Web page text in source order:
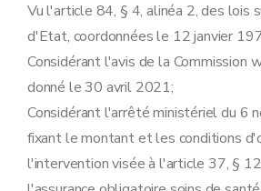
Vu l'article 84, § 4, alinéa 2, des lois
d'Etat, coordonnées le 12 janvier
Considérant l'avis de la Commission
donné le 30 avril 2021;
Considérant l'arrêté ministériel du 6
fixant le montant et les conditions
l'intervention visée à l'article 37, §